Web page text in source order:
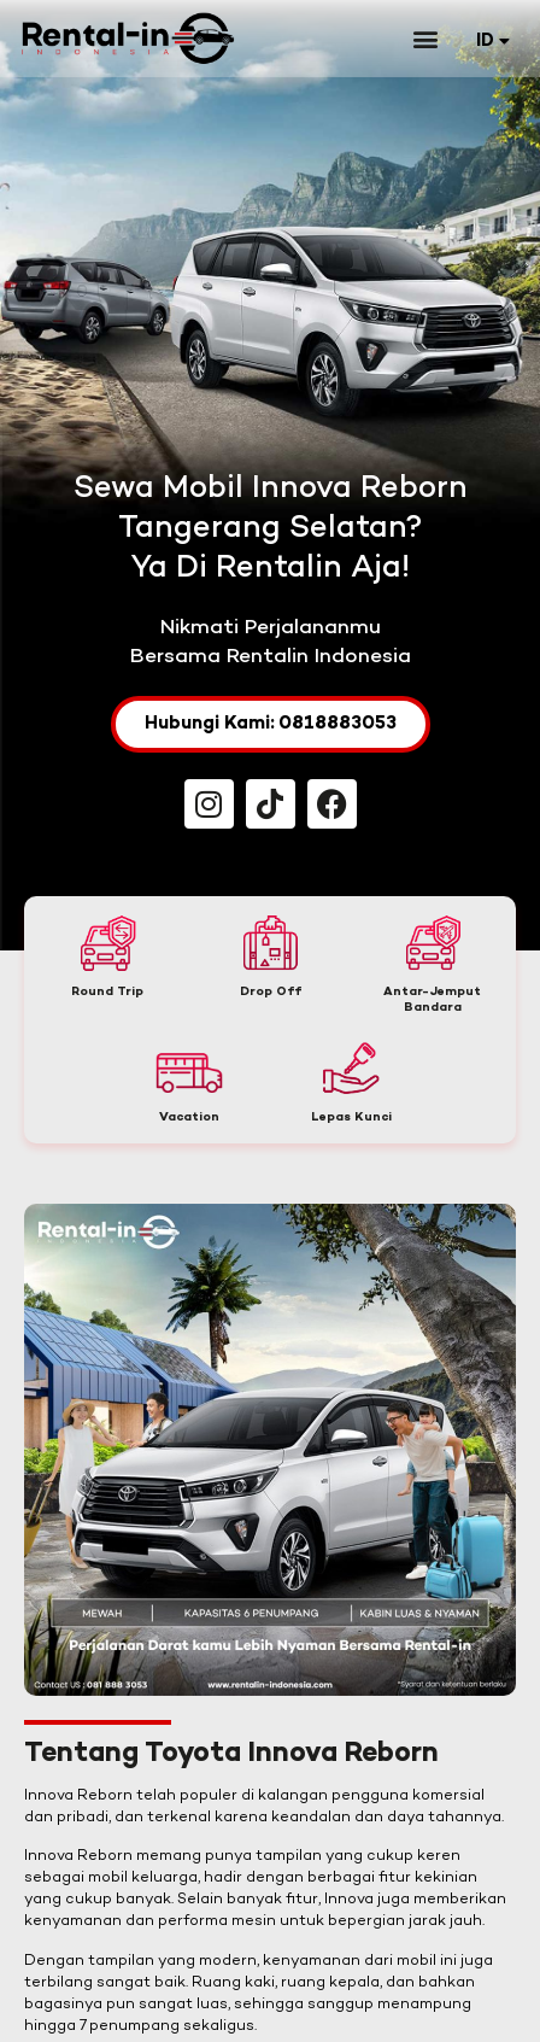
ID
EN
Sewa Mobil Innova Reborn
Tangerang Selatan?
Ya Di Rentalin Aja!
Nikmati Perjalananmu
Bersama Rentalin Indonesia
Hubungi Kami: 0818883053
Round Trip Drop Off
Antar-Jemput
Bandara
Vacation Lepas Kunci
Tentang Toyota Innova Reborn
Innova Reborn telah populer di kalangan pengguna komersial
dan pribadi, dan terkenal karena keandalan dan daya tahannya.
Innova Reborn memang punya tampilan yang cukup keren
sebagai mobil keluarga, hadir dengan berbagai fitur kekinian
yang cukup banyak. Selain banyak fitur, Innova juga memberikan
kenyamanan dan performa mesin untuk bepergian jarak jauh.
Dengan tampilan yang modern, kenyamanan dari mobil ini juga
terbilang sangat baik. Ruang kaki, ruang kepala, dan bahkan
bagasinya pun sangat luas, sehingga sanggup menampung
hingga 7 penumpang sekaligus.